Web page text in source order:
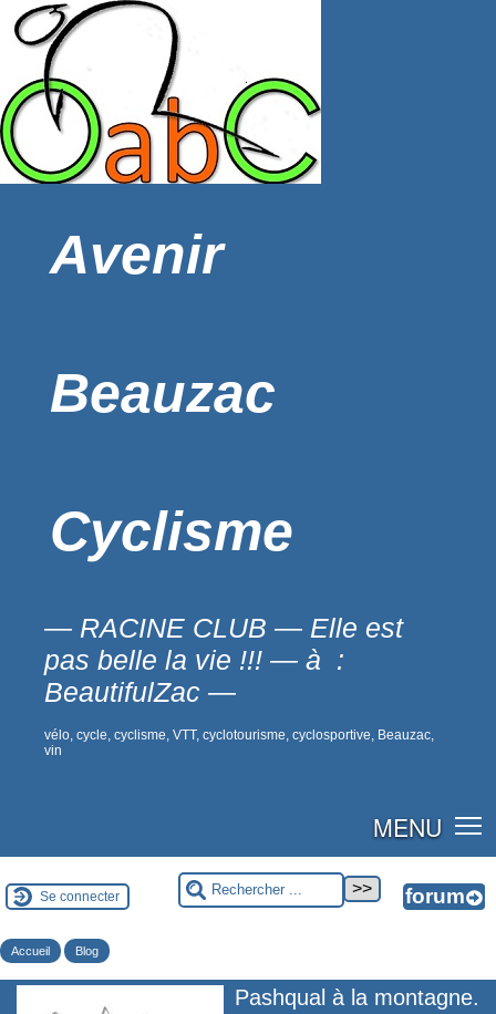
Avenir
Beauzac
Cyclisme
— RACINE CLUB — Elle est
pas belle la vie !!! — à :
BeautifulZac —
vélo, cycle, cyclisme, VTT, cyclotourisme, cyclosportive, Beauzac,
vin
MENU
Se connecter
Accueil Blog
Pashqual à la montagne.